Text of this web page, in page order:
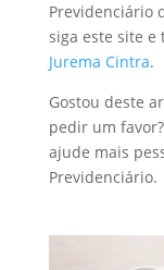
Previdenciário
siga este site e
Jurema Cintra.
Gostou deste
pedir um
ajude mais
Previdenciário.